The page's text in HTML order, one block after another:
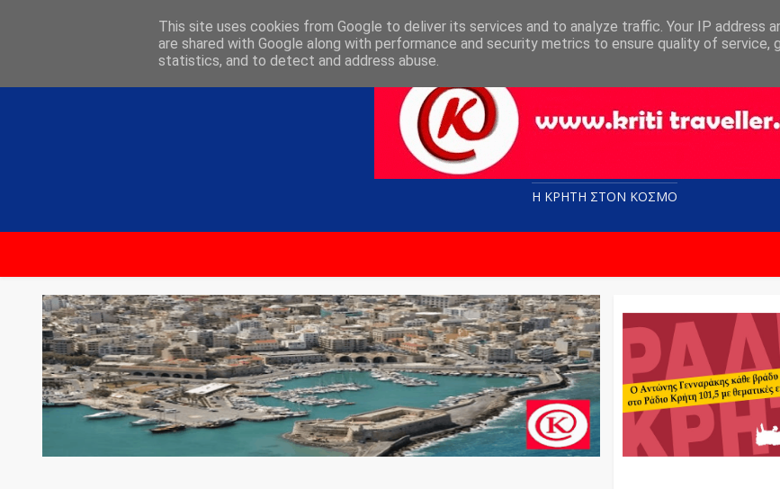
Η ΚΡΗΤΗ ΣΤΟN KOΣΜΟ
This site uses cookies from Google to deliver its services and to analyze traffic. Your IP address
are shared with Google along with performance and security metrics to ensure quality of service,
statistics, and to detect and address abuse.